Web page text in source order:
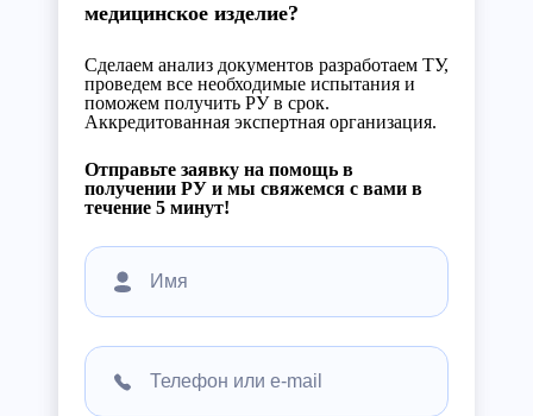
медицинское изделие?
Сделаем анализ документов разработаем ТУ,
проведем все необходимые испытания и
поможем получить РУ в срок.
Аккредитованная экспертная организация.
Отправьте заявку на помощь в
получении РУ и мы свяжемся с вами в
течение 5 минут!